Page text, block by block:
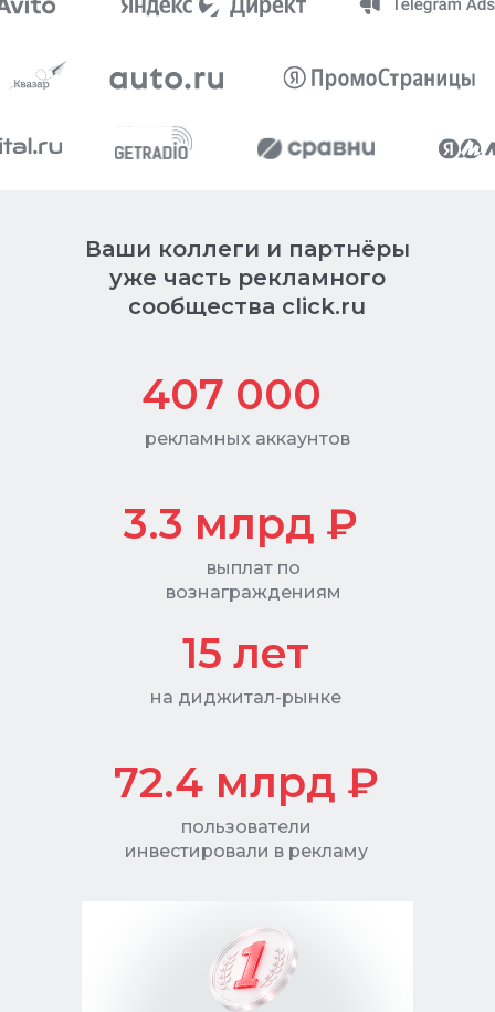
Ваши коллеги и партнёры
уже часть рекламного
сообщества click.ru
407 000
рекламных аккаунтов
3.3 млрд ₽
выплат по
вознаграждениям
15 лет
на диджитал-рынке
72.4 млрд ₽
пользователи
инвестировали в рекламу